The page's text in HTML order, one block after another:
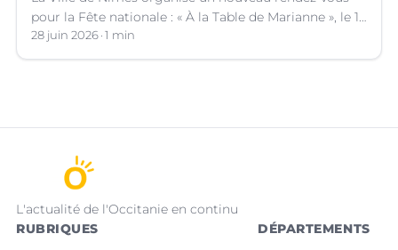
pour la Fête nationale : « À la Table de Marianne », le 13
juillet prochain.
28 juin 2026 1 min
L'actualité de l'Occitanie en continu
RUBRIQUES
DÉPARTEMENTS